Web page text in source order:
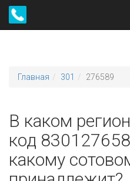
Главная 301 276589
В каком
код
какому